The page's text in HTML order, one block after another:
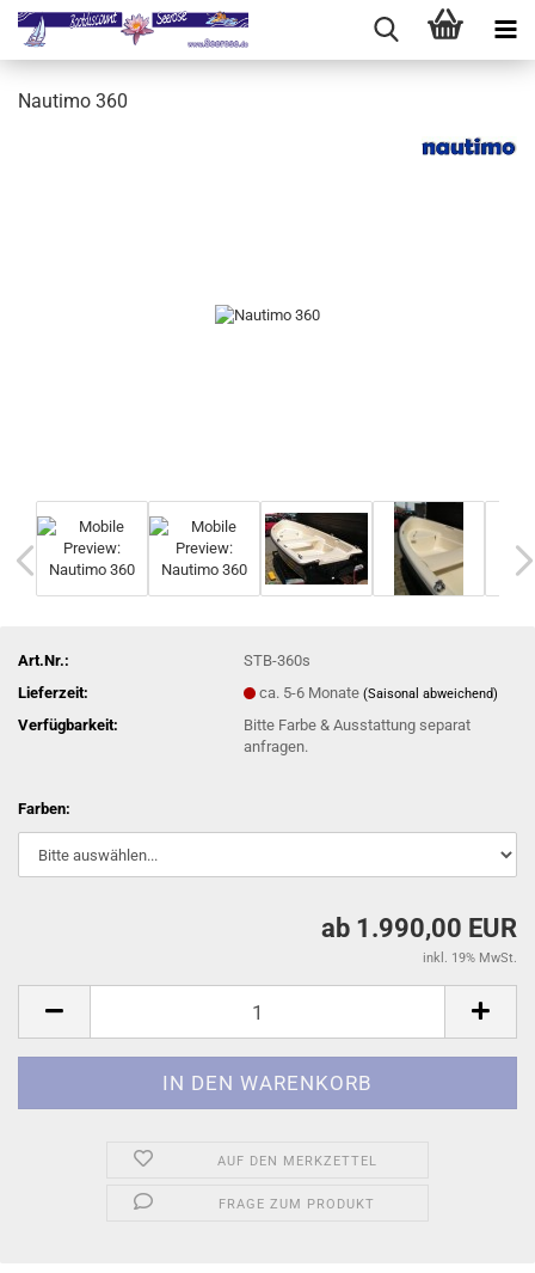
Nautimo 360
Art.Nr.:
STB-360s
Lieferzeit:
ca. 5-6 Monate(Saisonal abweichend)
Verfügbarkeit:
Bitte Farbe & Ausstattung separat
anfragen.
Farben:
ab 1.990,00 EUR
inkl. 19% MwSt.
AUF DEN MERKZETTEL
FRAGE ZUM PRODUKT